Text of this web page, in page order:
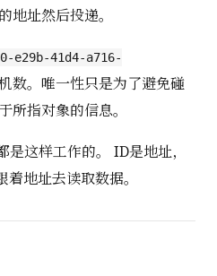
地址然后投递。
e29b-41d4-a716-
数。唯一性只是为了避免碰
指对象的信息。
这样工作的。 ID是地址，
地址去读取数据。